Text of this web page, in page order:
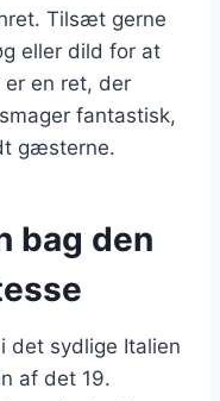
Tilsæt gerne
eller dild for at
en ret, der
fantastisk,
gæsterne.
bag den
det sydlige Italien
af det 19.